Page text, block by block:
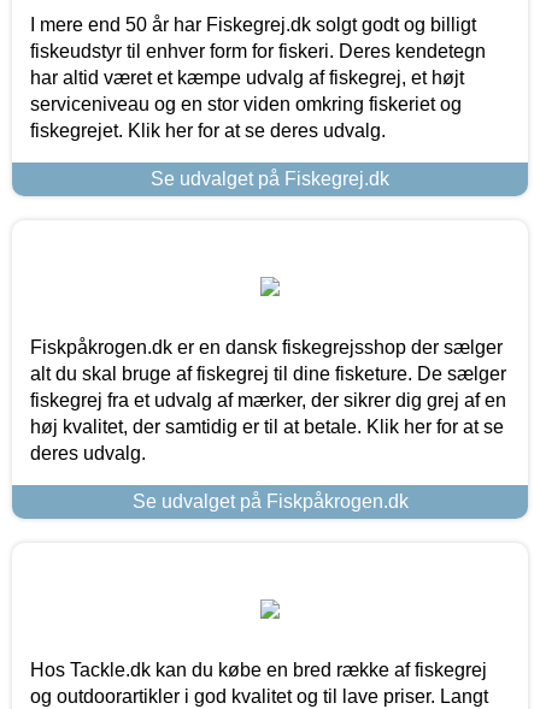
I mere end 50 år har Fiskegrej.dk solgt godt og billigt
fiskeudstyr til enhver form for fiskeri. Deres kendetegn
har altid været et kæmpe udvalg af fiskegrej, et højt
serviceniveau og en stor viden omkring fiskeriet og
fiskegrejet. Klik her for at se deres udvalg.
Se udvalget på Fiskegrej.dk
Fiskpåkrogen.dk er en dansk fiskegrejsshop der sælger
alt du skal bruge af fiskegrej til dine fisketure. De sælger
fiskegrej fra et udvalg af mærker, der sikrer dig grej af en
høj kvalitet, der samtidig er til at betale. Klik her for at se
deres udvalg.
Se udvalget på Fiskpåkrogen.dk
Hos Tackle.dk kan du købe en bred række af fiskegrej
og outdoorartikler i god kvalitet og til lave priser. Langt